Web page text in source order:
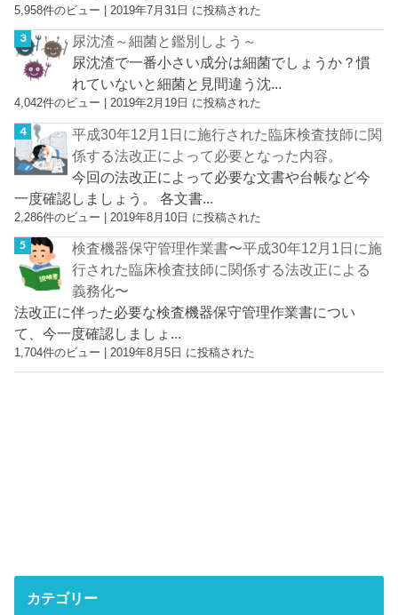
5,958件のビュー |2019年7月31日 に投稿された
尿沈渣～細菌と鑑別しよう～
尿沈渣で一番小さい成分は細菌でしょうか？慣
れていないと細菌と見間違う沈...
4,042件のビュー |2019年2月19日 に投稿された
平成30年12月1日に施行された臨床検査技師に関
係する法改正によって必要となった内容。
今回の法改正によって必要な文書や台帳など今
一度確認しましょう。 各文書...
2,286件のビュー | 2019年8月10日 に投稿された
検査機器保守管理作業書〜平成30年12月1日に施
行された臨床検査技師に関係する法改正による
義務化〜
法改正に伴った必要な検査機器保守管理作業書につい
て、今一度確認しましょ...
1,704件のビュー |2019年8月5日 に投稿された
カテゴリー